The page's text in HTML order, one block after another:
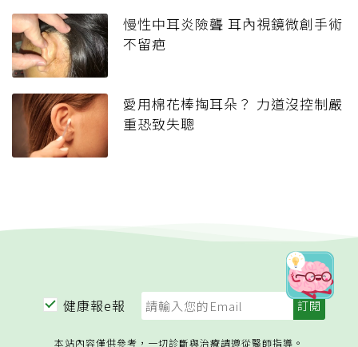
慢性中耳炎險聾 耳內視鏡微創手術
不留疤
愛用棉花棒掏耳朵？ 力道沒控制嚴
重恐致失聰
健康報e報
本站內容僅供參考，一切診斷與治療請遵從醫師指導。